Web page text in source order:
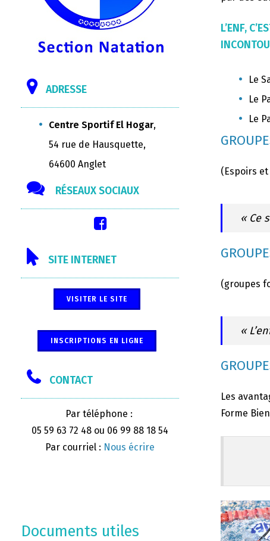
ADRESSE
Centre Sportif El Hogar,
54 rue de Hausquette,
64600 Anglet
RÉSEAUX SOCIAUX
SITE INTERNET
VISITER LE SITE
INSCRIPTIONS EN LIGNE
CONTACT
Par téléphone :
05 59 63 72 48 ou 06 99 88 18 54
Par courriel : Nous écrire
Documents utiles
L’ENF,
Le
Le
Le
(Espoirs
« Ce
(groupes
«
Les
Forme